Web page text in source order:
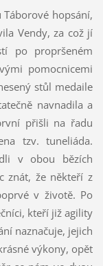
hopsání,
Vendy, za což jí
po propršeném
pomocnicemi
stůl medaile
navnadila a
přišli na řadu
tzv. tuneliáda.
v obou bězích
znát, že někteří z
v životě. Po
kteří již agility
naznačuje, jejich
výkony, opět